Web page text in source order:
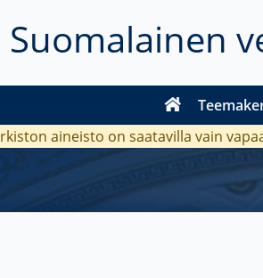
Suomalainen
aineisto on saatavilla vain